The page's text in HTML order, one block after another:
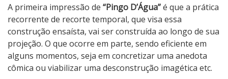
P
i
n
g
o
D
A primeira impressão de “Pingo D’Água”é que a prática
recorrente de recorte temporal, que visa essa
construção ensaísta, vai ser construída ao longo de sua
projeção. O que ocorre em parte, sendo eficiente em
alguns momentos, seja em concretizar uma anedota
cômica ou viabilizar uma desconstrução imagética etc.